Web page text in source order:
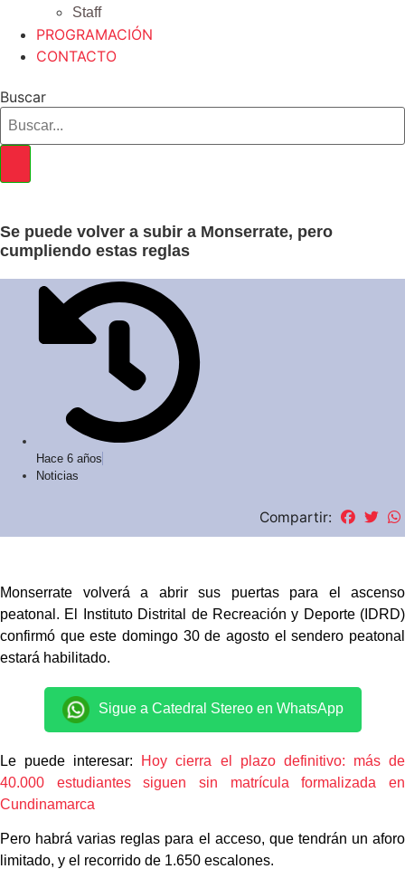
Staff
PROGRAMACIÓN
CONTACTO
Buscar
Se puede volver a subir a Monserrate, pero
cumpliendo estas reglas
Hace 6 años
Noticias
Compartir:
Monserrate volverá a abrir sus puertas para el ascenso
peatonal. El Instituto Distrital de Recreación y Deporte (IDRD)
confirmó que este domingo 30 de agosto el sendero peatonal
estará habilitado.
Sigue a Catedral Stereo en WhatsApp
Le puede interesar: Hoy cierra el plazo definitivo: más de
40.000 estudiantes siguen sin matrícula formalizada en
Cundinamarca
Pero habrá varias reglas para el acceso, que tendrán un aforo
limitado, y el recorrido de 1.650 escalones.